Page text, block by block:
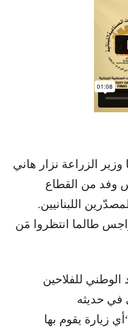
الزراعة نزار هاني
من القطاع
اللبنانيين.
طالما انتظروا مَن
الوطني للفلاحين
في حديثه
زيارة يقوم بها